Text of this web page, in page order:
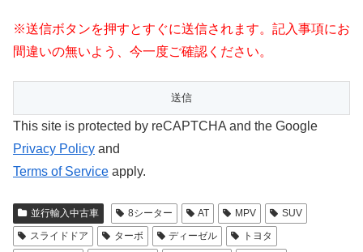
※送信ボタンを押すとすぐに送信されます。記入事項にお
間違いの無いよう、今一度ご確認ください。
This site is protected by reCAPTCHA and the Google
Privacy Policy and
Terms of Service apply.
並行輸入中古車 8シーター AT MPV
SUV
スライドドア
ターボ ディーゼル
トヨタ